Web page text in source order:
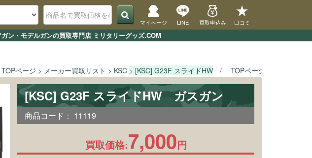
ン・モデルガンの買取専門店 ミリタリーグッズ.COM
マイページ LINE 買取申込み 口コミ
TOPページ メーカー買取リスト KSC [KSC] G23F スライドHW TOPページ
[KSC] G23F スライドHW ガスガン
商品コード： 11119
買取価格:7,000円